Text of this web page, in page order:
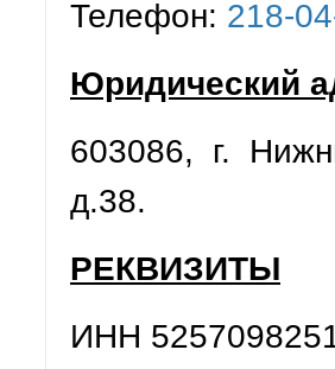
Телефон: 218-
Юридический
603086, г.
д.38.
РЕКВИЗИТЫ
ИНН